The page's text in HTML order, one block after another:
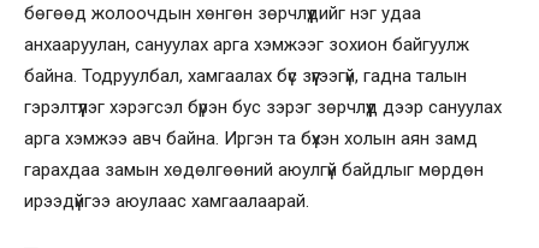
бөгөөд жолоочдын хөнгөн зөрчлүүдийг нэг удаа
анхааруулан, сануулах арга хэмжээг зохион байгуулж
байна. Тодруулбал, хамгаалах бүс зүүгээгүй, гадна талын
гэрэлтүүлэг хэрэгсэл бүрэн бус зэрэг зөрчлүүд дээр сануулах
арга хэмжээ авч байна. Иргэн та бүхэн холын аян замд
гарахдаа замын хөдөлгөөний аюулгүй байдлыг мөрдөн
ирээдүйгээ аюулаас хамгаалаарай.